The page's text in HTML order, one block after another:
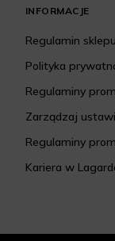
INFORMACJE
Regulamin
Polityka
Regulaminy
Zarządzaj
Regulaminy
Kariera w